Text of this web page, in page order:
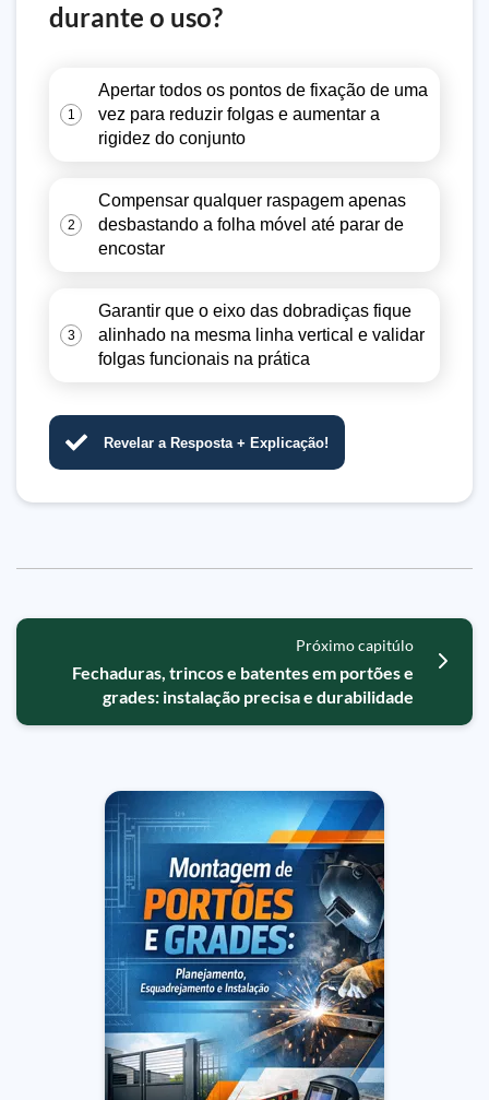
durante o uso?
1
Apertar todos os pontos de fixação de uma
vez para reduzir folgas e aumentar a
rigidez do conjunto
2
Compensar qualquer raspagem apenas
desbastando a folha móvel até parar de
encostar
3
Garantir que o eixo das dobradiças fique
alinhado na mesma linha vertical e validar
folgas funcionais na prática
Revelar a Resposta + Explicação!
Próximo capitúlo
Fechaduras, trincos e batentes em portões e
grades: instalação precisa e durabilidade